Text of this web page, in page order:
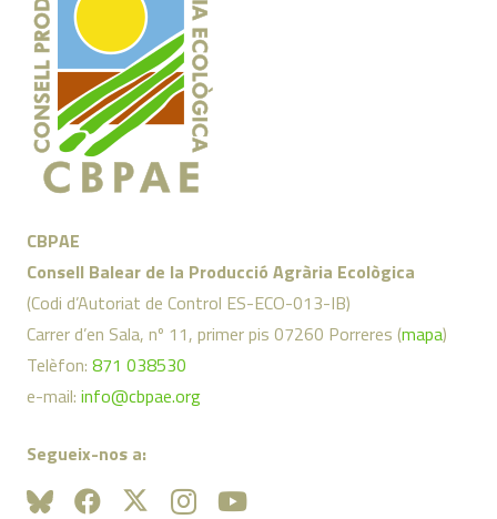
CBPAE
Consell Balear de la Producció Agrària Ecològica
(Codi d’Autoriat de Control ES-ECO-013-IB)
Carrer d’en Sala, nº 11, primer pis 07260 Porreres (mapa)
Telèfon: 871 038530
e-mail: info@cbpae.org
Segueix-nos a: